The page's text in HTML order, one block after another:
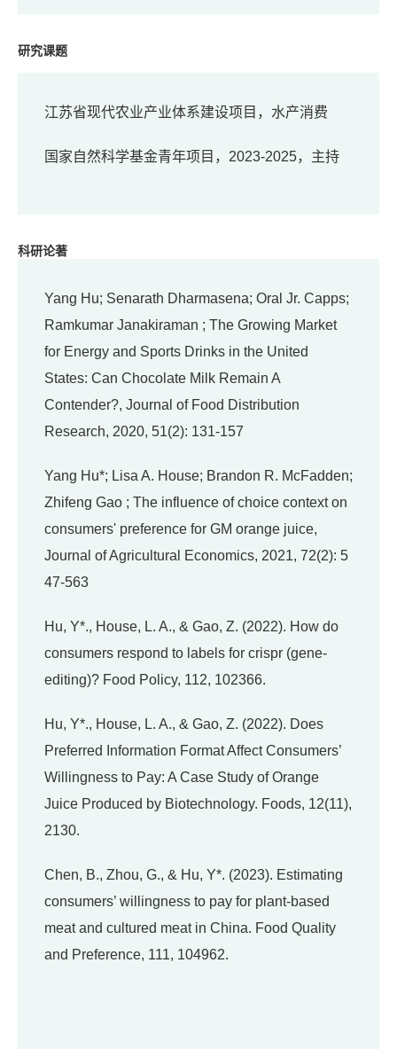
研究课题
江苏省现代农业产业体系建设项目，水产消费
国家自然科学基金青年项目，2023-2025，主持
科研论著
Yang Hu; Senarath Dharmasena; Oral Jr. Capps;
Ramkumar Janakiraman ; The Growing Market
for Energy and Sports Drinks in the United
States: Can Chocolate Milk Remain A
Contender?, Journal of Food Distribution
Research, 2020, 51(2): 131-157
Yang Hu*; Lisa A. House; Brandon R. McFadden;
Zhifeng Gao ; The influence of choice context on
consumers' preference for GM orange juice,
Journal of Agricultural Economics, 2021, 72(2): 5
47-563
Hu, Y*., House, L. A., & Gao, Z. (2022). How do
consumers respond to labels for crispr (gene-
editing)? Food Policy, 112, 102366.
Hu, Y*., House, L. A., & Gao, Z. (2022). Does
Preferred Information Format Affect Consumers’
Willingness to Pay: A Case Study of Orange
Juice Produced by Biotechnology. Foods, 12(11),
2130.
Chen, B., Zhou, G., & Hu, Y*. (2023). Estimating
consumers’ willingness to pay for plant-based
meat and cultured meat in China. Food Quality
and Preference, 111, 104962.